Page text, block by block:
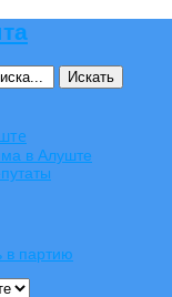
Искать
в Алуште
в партию